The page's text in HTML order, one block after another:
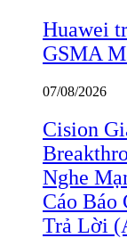
Huawei
GSMA
07/08/2026
Cision
Nghe
Cáo Báo
Trả Lời